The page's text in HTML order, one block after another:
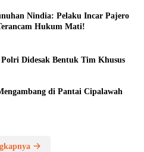
Nindia: Pelaku Incar Pajero
Hukum Mati!
Didesak Bentuk Tim Khusus
di Pantai Cipalawah